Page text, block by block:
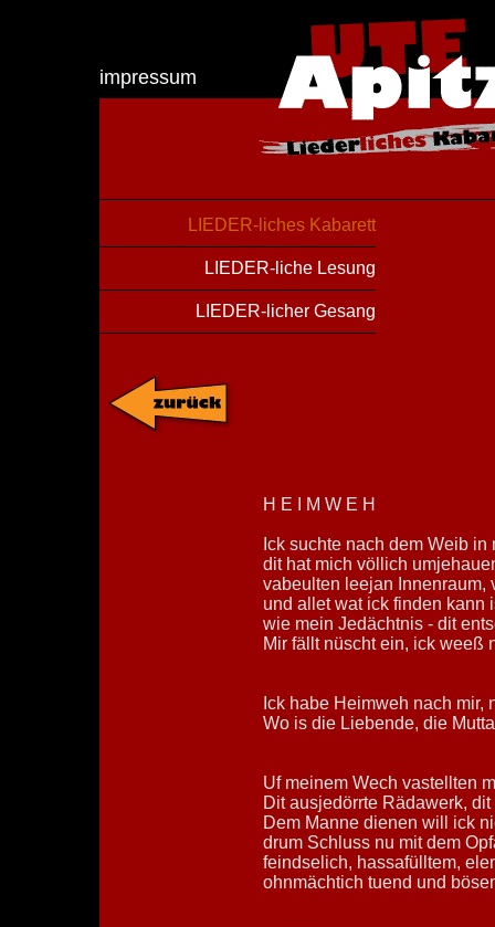
impressum
LIEDER-liches Kabarett
LIEDER-liche Lesung
LIEDER-licher Gesang
H E I M W E H
Ick suchte nach dem Weib
dit hat mich völlich
vabeulten leejan Innenraum,
und allet wat ick finden kann
wie mein Jedächtnis - dit
Mir fällt nüscht ein, ick weeß
Ick habe Heimweh nach mir,
Wo is die Liebende, die
Uf meinem Wech vastellten
Dit ausjedörrte Rädawerk,
Dem Manne dienen will ick
drum Schluss nu mit dem
feindselich, hassafülltem,
ohnmächtich tuend und